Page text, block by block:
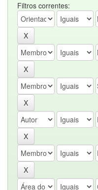
Filtros correntes: